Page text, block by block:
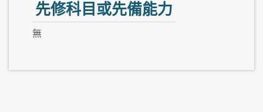
先修科目或先備能力
無